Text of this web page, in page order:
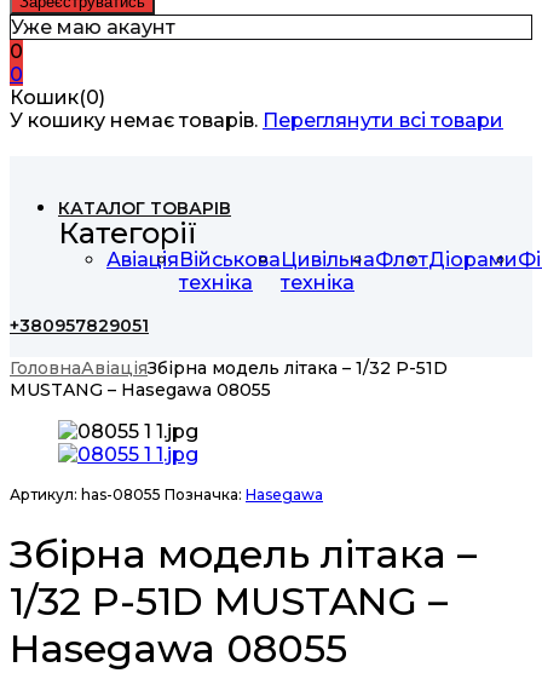
Уже маю акаунт
0
0
Кошик(0)
У кошику немає товарів. Переглянути всі товари
КАТАЛОГ ТОВАРІВ
Категорії
АвіаціяВійськова
техніка
Цивільна
техніка
ФлотДіорами
+380957829051
ГоловнаАвіаціяЗбірна модель літака – 1/32 P-51D
MUSTANG – Hasegawa 08055
Артикул: has-08055 Позначка: Hasegawa
Збірна модель літака –
1/32 P-51D MUSTANG –
Hasegawa 08055